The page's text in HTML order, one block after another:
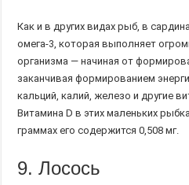
Как и в других видах рыб, в
омега-3, которая выполняет
организма — начиная от
заканчивая формированием
кальций, калий, железо и другие
Витамина D в этих маленьких
граммах его содержится 0,508 мг.
9. Лосось